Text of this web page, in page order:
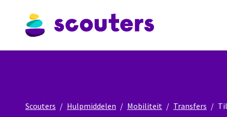
Scouters Hulpmiddelen Mobiliteit Transfers